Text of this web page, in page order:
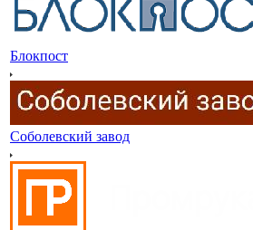
Блокпост
Соболевский завод